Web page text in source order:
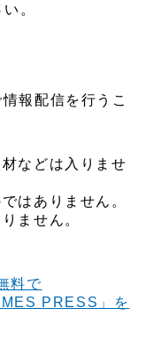
。
報配信を行うこ
などは入りませ
はありません。
ません。
料で
PRESS」を